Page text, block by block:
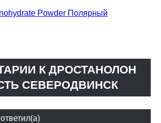
Powder Полярный
К ДРОСТАНОЛОН
СЕВЕРОДВИНСК
ответил(а)